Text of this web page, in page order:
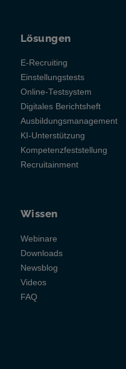
Lösungen
E-Recruiting
Einstellungstests
Online-Testsystem
Digitales Berichtsheft
Ausbildungsmanagement
KI-Unterstützung
Kompetenzfeststellung
Recruitainment
Wissen
Webinare
Downloads
Newsblog
Videos
FAQ